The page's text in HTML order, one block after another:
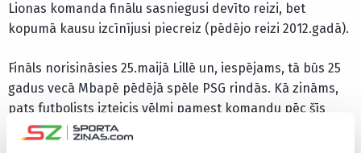
Lionas komanda finālu sasniegusi devīto reizi, bet
kopumā kausu izcīnījusi piecreiz (pēdējo reizi 2012.gadā).
Fināls norisināsies 25.maijā Lillē un, iespējams, tā būs 25
gadus vecā Mbapē pēdējā spēle PSG rindās. Kā zināms,
pats futbolists izteicis vēlmi pamest komandu pēc šīs
sezonas.